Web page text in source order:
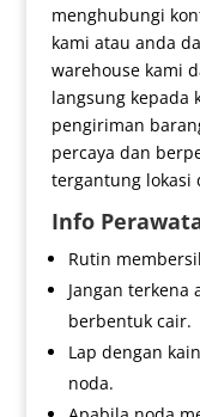
menghubungi
kami atau anda
warehouse kami
langsung kepada
pengiriman
percaya dan
tergantung lokasi
Info
Rutin
Jangan terkena
berbentuk cair.
Lap dengan
noda.